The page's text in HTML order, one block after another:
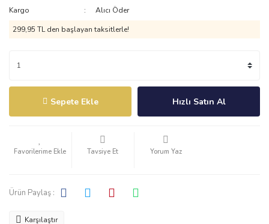
Kargo
Alıcı Öder
299,95 TL den başlayan taksitlerle!
Sepete Ekle Hızlı Satın Al
Tavsiye Et Yorum Yaz
Ürün Paylaş :
Karşılaştır